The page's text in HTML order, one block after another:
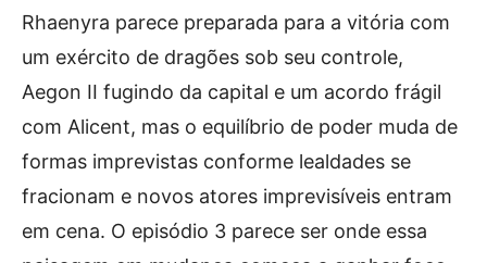
Rhaenyra parece preparada para a vitória com
um exército de dragões sob seu controle,
Aegon II fugindo da capital e um acordo frágil
com Alicent, mas o equilíbrio de poder muda de
formas imprevistas conforme lealdades se
fracionam e novos atores imprevisíveis entram
em cena. O episódio 3 parece ser onde essa